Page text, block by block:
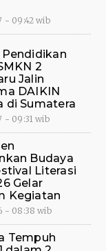
- 09:42 wib
2
Jalin
DAIKIN
di Sumatera
- 09:31 wib
Budaya
Literasi
Gelar
Kegiatan
- 08:38 wib
Tempuh